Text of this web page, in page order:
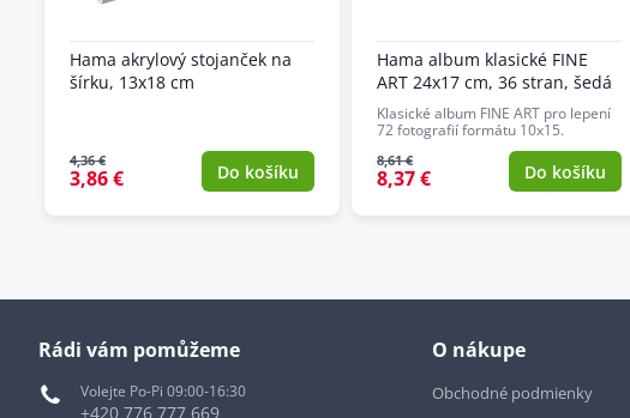
Hama akrylový stojanček na
šírku, 13x18 cm
4,36 €
3,86 € Do košíku
Hama album klasické FINE
ART 24x17 cm, 36 stran, šedá
Klasické album FINE ART pro lepení
72 fotografií formátu 10x15.
8,61 €
8,37 € Do košíku
Rádi vám pomůžeme
Volejte Po-Pi 09:00-16:30
+420 776 777 669
O nákupe
Obchodné podmienky